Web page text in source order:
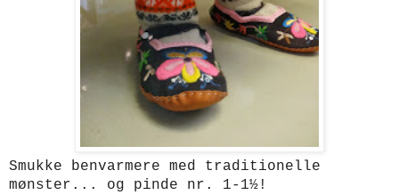
Smukke benvarmere med traditionelle
mønster... og pinde nr. 1-1½!